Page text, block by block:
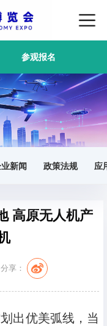
参观报名
新闻 政策法规 应
高原无人机产
分享：
出优美弧线，当